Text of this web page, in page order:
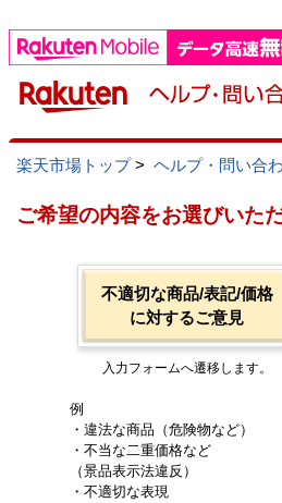
楽天市場トップ> ヘルプ・問い合
ご希望の内容をお選びいた
不適切な商品/表記/価格
に対するご意見
入力フォームへ遷移します。
例
・違法な商品（危険物など）
・不当な二重価格など
（景品表示法違反）
・不適切な表現